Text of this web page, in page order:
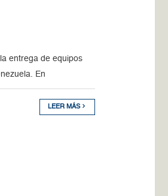
entrega de equipos
En
LEER MÁS